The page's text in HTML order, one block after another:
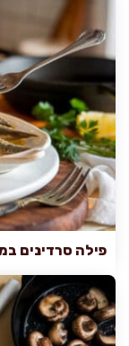
פילה סרדינים